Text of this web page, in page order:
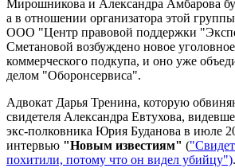
Мирошникова и Александра Амбарова
а в отношении организатора этой
ООО "Центр правовой поддержки
Сметановой возбуждено новое
коммерческого подкупа, и оно уже
делом "Оборонсервиса".
Адвокат Дарья Тренина, которую
свидетеля Александра Евтухова,
экс-полковника Юрия Буданова в июле
интервью "Новым известиям" (
похитили, потому что он видел убийцу").